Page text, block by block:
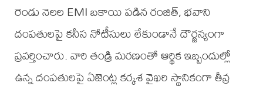
రెండు నెలల EMI బకాయి పడిన రంజిత్, భవాని
దంపతులపై కనీస నోటీసులు లేకుండానే దౌర్జన్యంగా
ప్రవర్తించారు. వారి తండ్రి మరణంతో ఆర్థిక ఇబ్బందుల్లో
ఉన్న దంపతులపై ఏజెంట్ల కర్కశ వైఖరి స్థానికంగా తీవ్ర